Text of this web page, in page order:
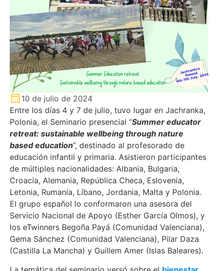
10 de julio de 2024
Entre los días 4 y 7 de julio, tuvo lugar en Jachranka,
Polonia, el Seminario presencial “Summer educator
retreat: sustainable wellbeing through nature
based education”, destinado al profesorado de
educación infantil y primaria. Asistieron participantes
de múltiples nacionalidades: Albania, Bulgaria,
Croacia, Alemania, República Checa, Eslovenia,
Letonia, Rumanía, Líbano, Jordania, Malta y Polonia.
El grupo español lo conformaron una asesora del
Servicio Nacional de Apoyo (Esther García Olmos), y
los eTwinners Begoña Payá (Comunidad Valenciana),
Gema Sánchez (Comunidad Valenciana), Pilar Daza
(Castilla La Mancha) y Guillem Amer (Islas Baleares).